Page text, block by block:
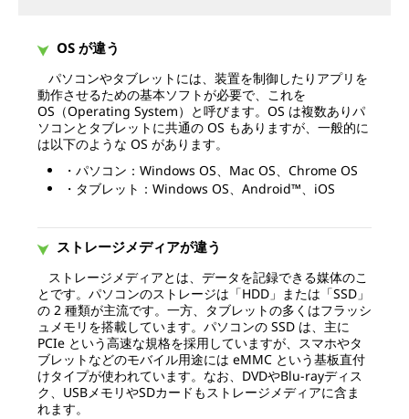
OS が違う
パソコンやタブレットには、装置を制御したりアプリを
動作させるための基本ソフトが必要で、これを
OS（Operating System）と呼びます。OS は複数ありパ
ソコンとタブレットに共通の OS もありますが、一般的に
は以下のような OS があります。
・パソコン：Windows OS、Mac OS、Chrome OS
・タブレット：Windows OS、Android™、iOS
ストレージメディアが違う
ストレージメディアとは、データを記録できる媒体のこ
とです。パソコンのストレージは「HDD」または「SSD」
の 2 種類が主流です。一方、タブレットの多くはフラッシ
ュメモリを搭載しています。パソコンの SSD は、主に
PCIe という高速な規格を採用していますが、スマホやタ
ブレットなどのモバイル用途には eMMC という基板直付
けタイプが使われています。なお、DVDやBlu-rayディス
ク、USBメモリやSDカードもストレージメディアに含ま
れます。